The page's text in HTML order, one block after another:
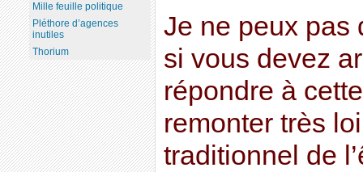
Je ne peux pas
si vous devez
répondre à
remonter très
traditionnel de
Mille feuille politique
Pléthore d’agences
inutiles
Thorium